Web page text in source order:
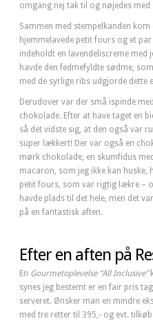
omgang nej tak til og nøjedes med
Sammen med stempelkanden
hjemmelavede petit fours og et
indeholdt en lavendeliscreme
havde den fedmefyldte sødme,
med de syrlige ribs udgjorde dette
Derudover var der små ispinde
chokolade. Efter at have taget en
så det vidste sig, at den også var
super lækkert! Der var også en
mørk chokolade, en skumfidus
macaron, som jeg ikke kan
petit fours, som var rigtig lækre –
havde plads til det hele, men det
på en fantastisk aften.
Efter en aften på
En Gourmetoplevelse “All Inclusive”
synes jeg bestemt er en fair pris
serveret. Ønsker man en mindre
med tre retter til 395,- og evt.